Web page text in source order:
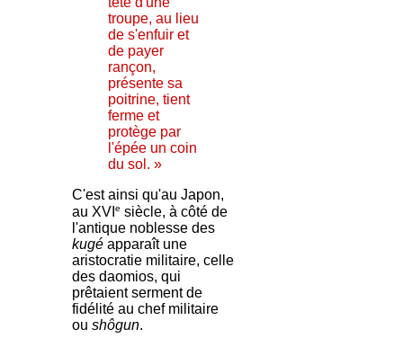
troupe, au lieu
de s'enfuir et
de payer
rançon,
présente sa
poitrine, tient
ferme et
protège par
l'épée un coin
du sol. »
C'est ainsi qu'au Japon,
au XVI e siècle, à côté de
l'antique noblesse des
kugé apparaît une
aristocratie militaire, celle
des daomios, qui
prêtaient serment de
fidélité au chef militaire
ou shôgun.